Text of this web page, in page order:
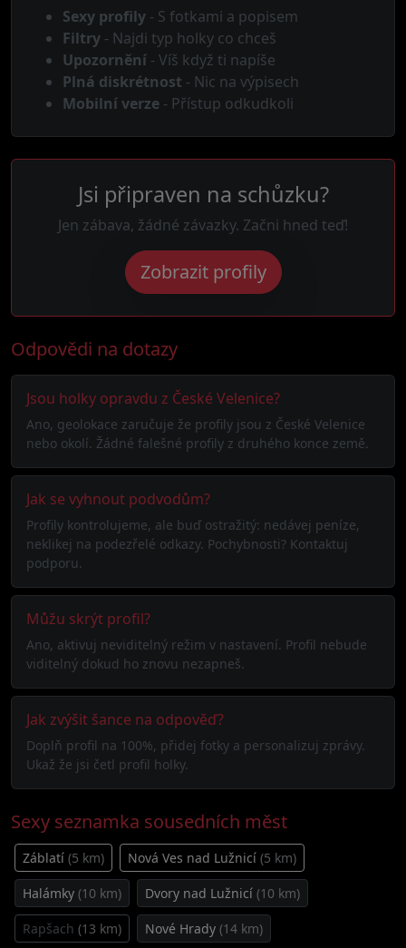
Sexy profily - S fotkami a popisem
Filtry - Najdi typ holky co chceš
Upozornění - Víš když ti napíše
Plná diskrétnost - Nic na výpisech
Mobilní verze - Přístup odkudkoli
Jsi připraven na schůzku?
Jen zábava, žádné závazky. Začni hned teď!
Zobrazit profily
Odpovědi na dotazy
Jsou holky opravdu z České Velenice?
Ano, geolokace zaručuje že profily jsou z České Velenice
nebo okolí. Žádné falešné profily z druhého konce země.
Jak se vyhnout podvodům?
Profily kontrolujeme, ale buď ostražitý: nedávej peníze,
neklikej na podezřelé odkazy. Pochybnosti? Kontaktuj
podporu.
Můžu skrýt profil?
Ano, aktivuj neviditelný režim v nastavení. Profil nebude
viditelný dokud ho znovu nezapneš.
Jak zvýšit šance na odpověď?
Doplň profil na 100%, přidej fotky a personalizuj zprávy.
Ukaž že jsi četl profil holky.
Sexy seznamka sousedních měst
Záblatí (5 km) Nová Ves nad Lužnicí (5 km)
Halámky (10 km) Dvory nad Lužnicí (10 km)
Rapšach (13 km) Nové Hrady (14 km)